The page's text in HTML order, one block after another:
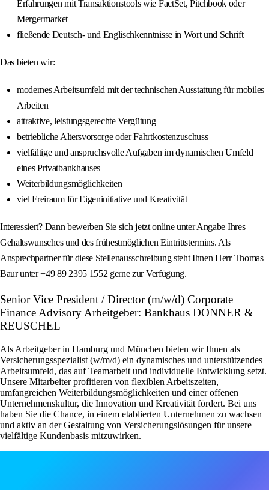
Erfahrungen mit Transaktionstools wie FactSet, Pitchbook oder
Mergermarket
fließende Deutsch- und Englischkenntnisse in Wort und Schrift
Das bieten wir:
modernes Arbeitsumfeld mit der technischen Ausstattung für mobiles
Arbeiten
attraktive, leistungsgerechte Vergütung
betriebliche Altersvorsorge oder Fahrtkostenzuschuss
vielfältige und anspruchsvolle Aufgaben im dynamischen Umfeld
eines Privatbankhauses
Weiterbildungsmöglichkeiten
viel Freiraum für Eigeninitiative und Kreativität
Interessiert? Dann bewerben Sie sich jetzt online unter Angabe Ihres
Gehaltswunsches und des frühestmöglichen Eintrittstermins. Als
Ansprechpartner für diese Stellenausschreibung steht Ihnen Herr Thomas
Baur unter +49 89 2395 1552 gerne zur Verfügung.
Senior Vice President / Director (m/w/d) Corporate
Finance Advisory Arbeitgeber: Bankhaus DONNER &
REUSCHEL
Als Arbeitgeber in Hamburg und München bieten wir Ihnen als
Versicherungsspezialist (w/m/d) ein dynamisches und unterstützendes
Arbeitsumfeld, das auf Teamarbeit und individuelle Entwicklung setzt.
Unsere Mitarbeiter profitieren von flexiblen Arbeitszeiten,
umfangreichen Weiterbildungsmöglichkeiten und einer offenen
Unternehmenskultur, die Innovation und Kreativität fördert. Bei uns
haben Sie die Chance, in einem etablierten Unternehmen zu wachsen
und aktiv an der Gestaltung von Versicherungslösungen für unsere
vielfältige Kundenbasis mitzuwirken.